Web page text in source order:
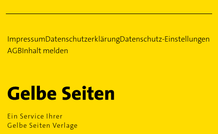
ImpressumDatenschutzerklärungDatenschutz-Einstellungen
AGBInhalt melden
Ein Service Ihrer
Gelbe Seiten Verlage